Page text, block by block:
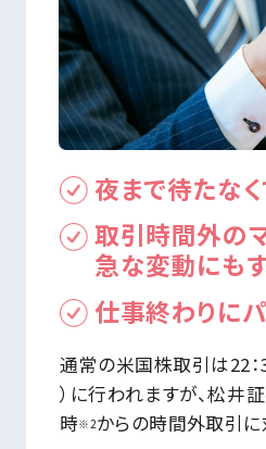
夜まで待たな
取引時間外の
急な変動にもす
仕事終わりに
通常の米国株取引は22：
）に行われますが、松井
時※2からの時間外取引に